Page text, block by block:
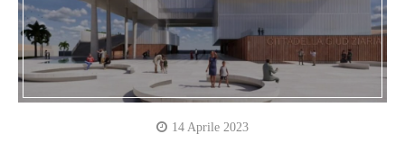
14 Aprile 2023